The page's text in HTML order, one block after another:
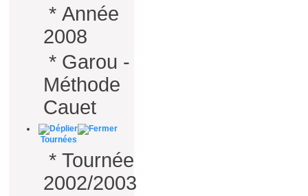
* Année
2008
* Garou -
Méthode
Cauet
Tournées
* Tournée
2002/2003